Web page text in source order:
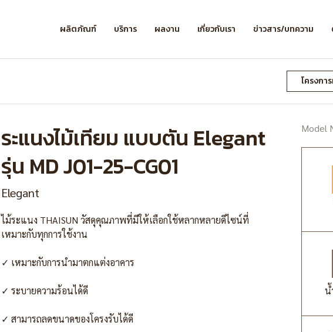
ผลิตภัณฑ์ บริการ ผลงาน เกี่ยวกับเรา ข่าวสาร/บทความ
โครงกา
ระแนงไม้เทียม แบบตัน Elegant
รุ่น MD J01-25-CG01
Elegant
ไม้ระแนง THAISUN วัสดุคุณภาพที่มีให้เลือกใช้หลากหลายดีไซน์ที่
เหมาะกับทุกการใช้งาน
✓ เหมาะกับการนำมาตกแต่งอาคาร
✓ ระบายความร้อนได้ดี
✓ สามารถลดขนาดของโครงรับได้ดี
Model
น้